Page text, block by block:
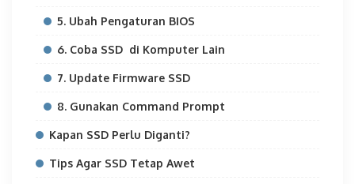
5. Ubah Pengaturan BIOS
6. Coba SSD di Komputer Lain
7. Update Firmware SSD
8. Gunakan Command Prompt
Kapan SSD Perlu Diganti?
Tips Agar SSD Tetap Awet